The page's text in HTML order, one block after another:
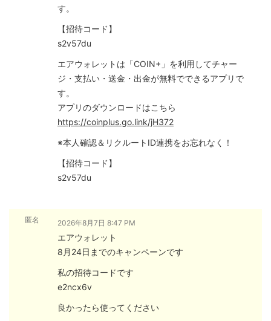
す。
【招待コード】
s2v57du
エアウォレットは「COIN+」を利用してチャー
ジ・支払い・送金・出金が無料でできるアプリで
す。
アプリのダウンロードはこちら
https://coinplus.go.link/jH372
※本人確認＆リクルートID連携をお忘れなく！
【招待コード】
s2v57du
匿名 2026年8月7日 8:47 PM
エアウォレット
8月24日までのキャンペーンです
私の招待コードです
e2ncx6v
良かったら使ってください